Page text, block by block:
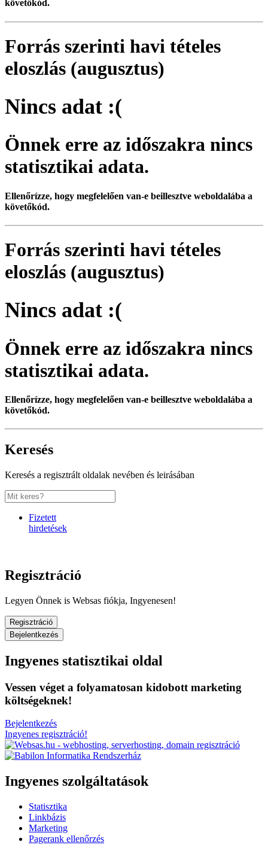
követőkód.
Forrás szerinti havi tételes
eloszlás (augusztus)
Nincs adat :(
Önnek erre az időszakra nincs
statisztikai adata.
Ellenőrízze, hogy megfelelően van-e beillesztve weboldalába a
követőkód.
Forrás szerinti havi tételes
eloszlás (augusztus)
Nincs adat :(
Önnek erre az időszakra nincs
statisztikai adata.
Ellenőrízze, hogy megfelelően van-e beillesztve weboldalába a
követőkód.
Keresés
Keresés a regisztrált oldalak nevében és leirásában
Fizetett
hirdetések
Regisztráció
Legyen Önnek is Websas fiókja, Ingyenesen!
Regisztráció
Bejelentkezés
Ingyenes statisztikai oldal
Vessen véget a folyamatosan kidobott marketing
költségeknek!
Bejelentkezés
Ingyenes regisztráció!
Ingyenes szolgáltatások
Statisztika
Linkbázis
Marketing
Pagerank ellenőrzés